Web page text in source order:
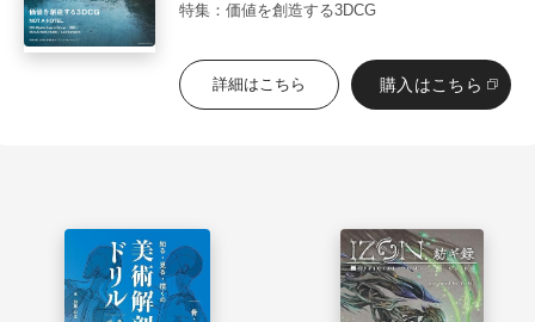
特集：価値を創造する3DCG
詳細はこちら 購入はこちら